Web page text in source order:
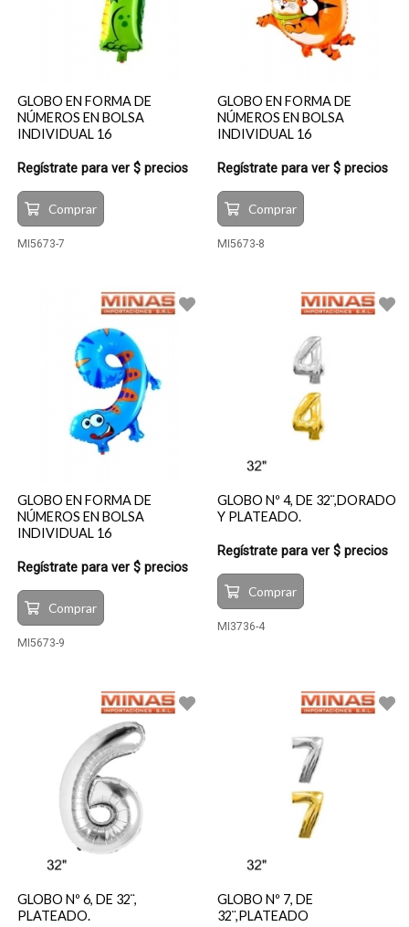
GLOBO EN FORMA DE
NÚMEROS EN BOLSA
INDIVIDUAL 16
Regístrate para ver $ precios
Comprar
MI5673-7
GLOBO EN FORMA DE
NÚMEROS EN BOLSA
INDIVIDUAL 16
Regístrate para ver $ precios
Comprar
MI5673-8
GLOBO EN FORMA DE
NÚMEROS EN BOLSA
INDIVIDUAL 16
Regístrate para ver $ precios
Comprar
MI5673-9
GLOBO Nº 4, DE 32¨,DORADO
Y PLATEADO.
Regístrate para ver $ precios
Comprar
MI3736-4
GLOBO Nº 6, DE 32¨,
PLATEADO.
GLOBO Nº 7, DE
32¨,PLATEADO